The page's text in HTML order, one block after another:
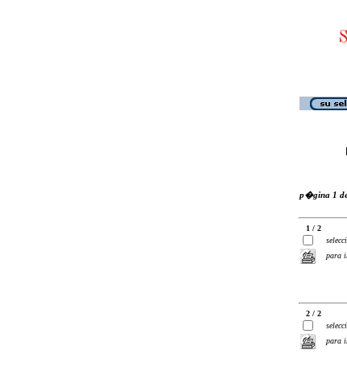
p�gina 1
1 / 2
para
2 / 2
para